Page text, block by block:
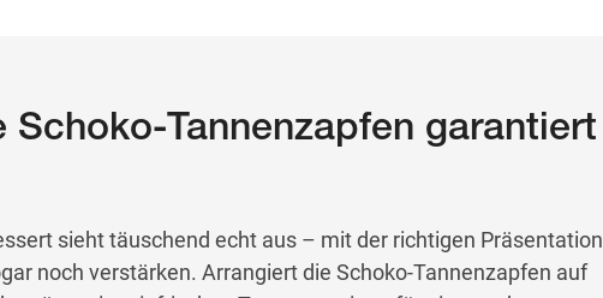
Schoko-Tannenzapfen garantiert
sieht täuschend echt aus – mit der richtigen Präsentation
noch verstärken. Arrangiert die Schoko-Tannenzapfen auf